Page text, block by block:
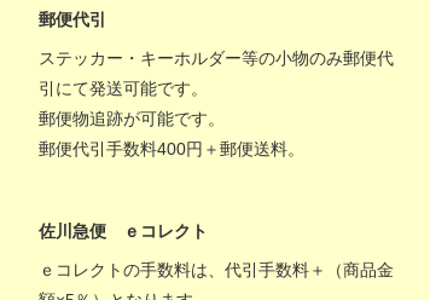
郵便代引
ステッカー・キーホルダー等の小物のみ郵便代
引にて発送可能です。
郵便物追跡が可能です。
郵便代引手数料400円＋郵便送料。
佐川急便 ｅコレクト
ｅコレクトの手数料は、代引手数料＋（商品金